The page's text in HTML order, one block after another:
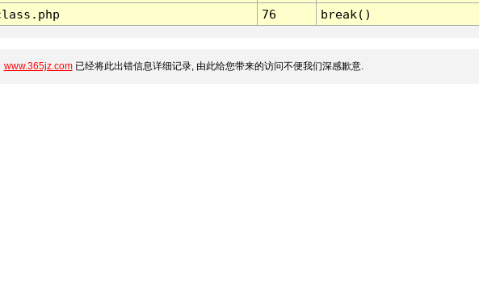
76 break()
www.365jz.com已经将此出错信息详细记录, 由此给您带来的访问不便我们深感歉意.